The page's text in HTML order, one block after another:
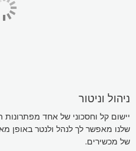
ניהול וניטור
יישום קל וחסכוני של אחד מפתרונות
שלנו מאפשר לך לנהל ולנטר באופן
של מכשירים.